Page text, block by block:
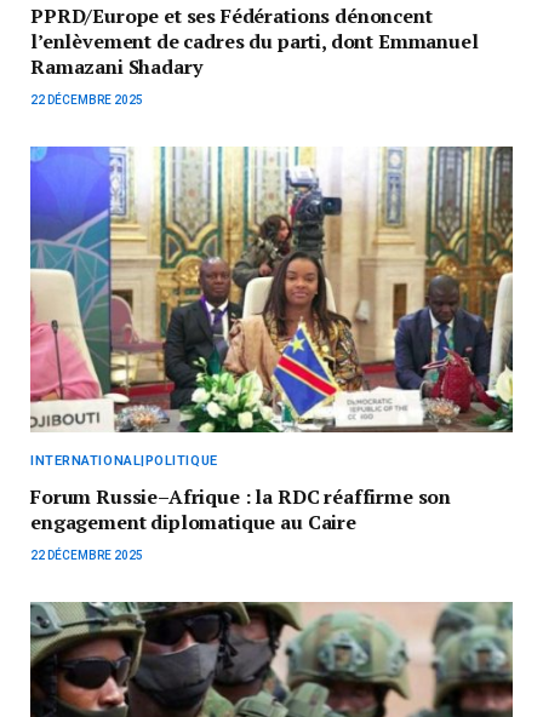
PPRD/Europe et ses Fédérations dénoncent
l’enlèvement de cadres du parti, dont Emmanuel
Ramazani Shadary
22 DÉCEMBRE 2025
INTERNATIONAL|POLITIQUE
Forum Russie–Afrique : la RDC réaffirme son
engagement diplomatique au Caire
22 DÉCEMBRE 2025